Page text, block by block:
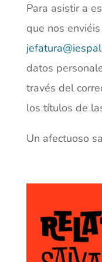
Para asistir a
que nos
datos
través del
los títulos de
Un afectuoso